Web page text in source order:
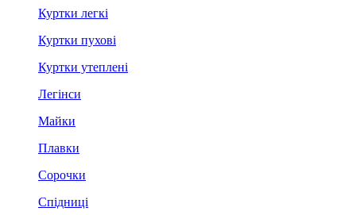
Куртки легкі
Куртки пухові
Куртки утеплені
Легінси
Майки
Плавки
Сорочки
Спідниці